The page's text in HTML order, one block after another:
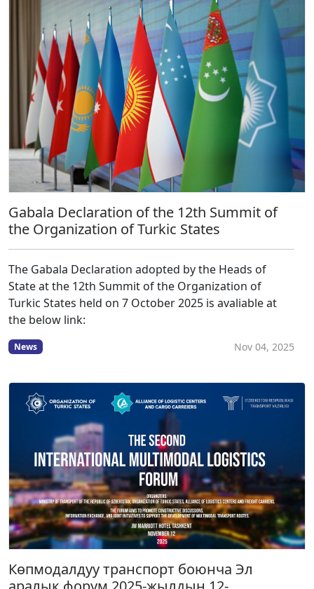
Gabala Declaration of the 12th Summit of
the Organization of Turkic States
The Gabala Declaration adopted by the Heads of
State at the 12th Summit of the Organization of
Turkic States held on 7 October 2025 is avaliable at
the below link:
News Nov 04, 2025
Көпмодалдуу транспорт боюнча Эл